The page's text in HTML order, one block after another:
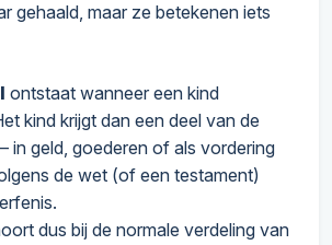
gehaald, maar ze betekenen iets
ontstaat wanneer een kind
kind krijgt dan een deel van de
in geld, goederen of als vordering
de wet (of een testament)
dus bij de normale verdeling van